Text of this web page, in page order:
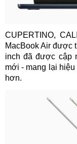
CUPERTINO,
MacBook Air được
inch đã được cập
mới - mang lại
hơn.